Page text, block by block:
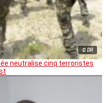
© DR
neutralise cinq terroristes